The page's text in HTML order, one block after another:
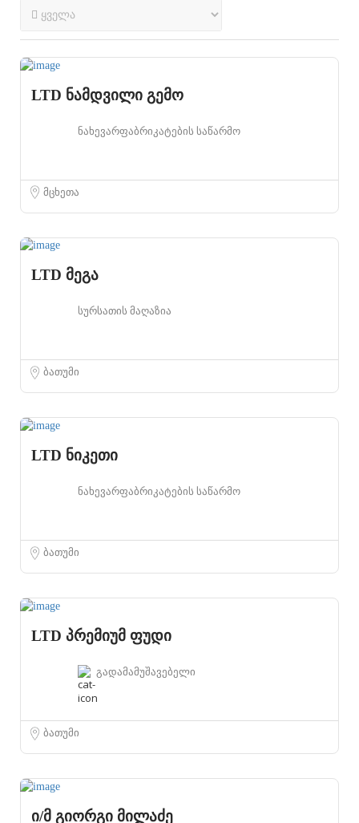
LTD ნამდვილი გემო
ნახევარფაბრიკატების საწარმო
მცხეთა
LTD მეგა
სურსათის მაღაზია
ბათუმი
LTD ნიკეთი
ნახევარფაბრიკატების საწარმო
ბათუმი
LTD პრემიუმ ფუდი
გადამამუშავებელი
ბათუმი
ი/მ გიორგი მილაძე